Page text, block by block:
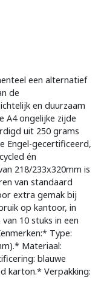
een alternatief
de
en duurzaam
A4 ongelijke zijde
uit 250 grams
Engel-gecertificeerd,
én
218/233x320mm is
van standaard
extra gemak bij
op kantoor, in
10 stuks in een
Type:
Materiaal:
blauwe
karton.* Verpakking: